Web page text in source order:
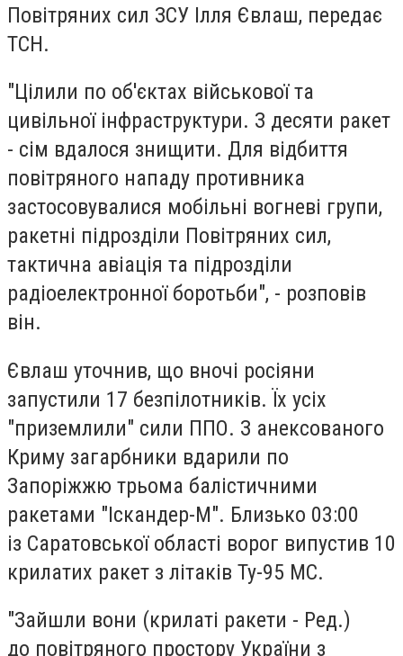
Повітряних сил ЗСУ Ілля Євлаш, передає
ТСН.
"Цілили по об'єктах військової та
цивільної інфраструктури. З десяти ракет
- сім вдалося знищити. Для відбиття
повітряного нападу противника
застосовувалися мобільні вогневі групи,
ракетні підрозділи Повітряних сил,
тактична авіація та підрозділи
радіоелектронної боротьби", - розповів
він.
Євлаш уточнив, що вночі росіяни
запустили 17 безпілотників. Їх усіх
"приземлили" сили ППО. З анексованого
Криму загарбники вдарили по
Запоріжжю трьома балістичними
ракетами "Іскандер-М". Близько 03:00
із Саратовської області ворог випустив 10
крилатих ракет з літаків Ту-95 МС.
"Зайшли вони (крилаті ракети - Ред.)
до повітряного простору України з